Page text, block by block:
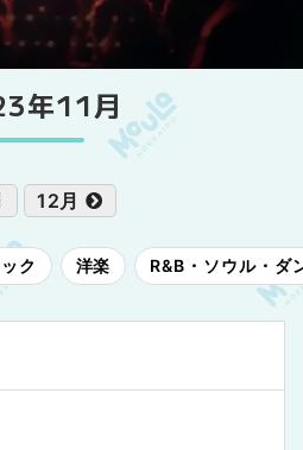
年11月
12月
ク 洋楽 R&B・ソウル・ダ